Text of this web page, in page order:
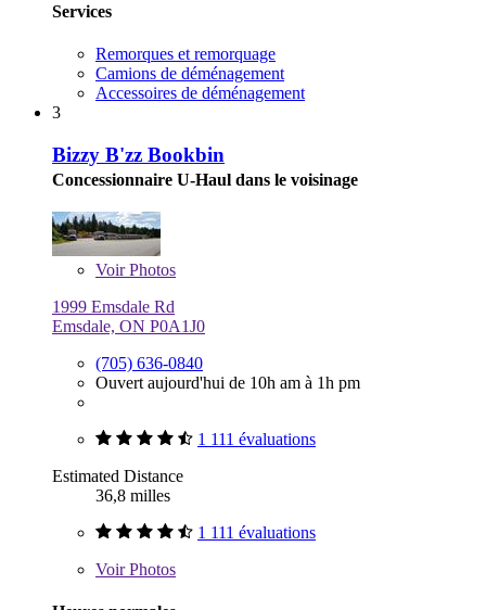
Services
Remorques et remorquage
Camions de déménagement
Accessoires de déménagement
3
Bizzy B'zz Bookbin
Concessionnaire U-Haul dans le voisinage
VoirPhotos
1999 Emsdale Rd
Emsdale, ON P0A1J0
(705) 636-0840
Ouvert aujourd'hui de 10h am à 1h pm
1 111 évaluations
Estimated Distance
36,8 milles
1 111 évaluations
VoirPhotos